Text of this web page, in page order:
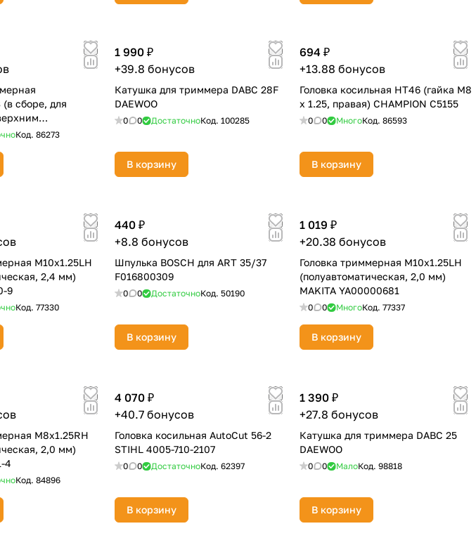
(в сборе, для
двигателя 40V)
Код. 86273
1 990 ₽
+39.8 бонусов
Катушка для триммера DABC 28F
DAEWOO
0 0 ДостаточноКод. 100285
В корзину
694 ₽
+13.88 бонусов
Головка косильная НТ46 (гайка М8
х 1.25, правая) CHAMPION C5155
0 0 МногоКод. 86593
В корзину
M10х1.25LH
2,4 мм)
9
Код. 77330
440 ₽
+8.8 бонусов
Шпулька BOSCH для ART 35/37
F016800309
0 0 ДостаточноКод. 50190
В корзину
1 019 ₽
+20.38 бонусов
Головка триммерная M10х1.25LH
(полуавтоматическая, 2,0 мм)
MAKITA YA00000681
0 0 МногоКод. 77337
В корзину
M8x1.25RH
2,0 мм)
4
Код. 84896
4 070 ₽
+40.7 бонусов
Головка косильная AutoCut 56-2
STIHL 4005-710-2107
0 0 ДостаточноКод. 62397
В корзину
1 390 ₽
+27.8 бонусов
Катушка для триммера DABC 25
DAEWOO
0 0 МалоКод. 98818
В корзину
раз в 2 недели
02-51